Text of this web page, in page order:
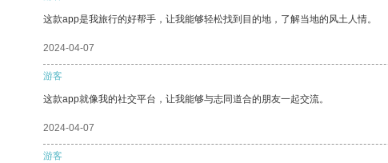
这款app是我旅行的好帮手，让我能够轻松找到目的地，了解当地的风土人情。
2024-04-07
游客
这款app就像我的社交平台，让我能够与志同道合的朋友一起交流。
2024-04-07
游客